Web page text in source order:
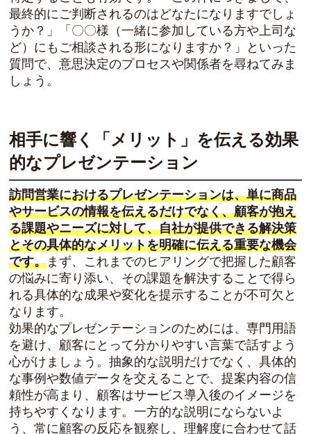
最終的にご判断されるのはどなたになりますでしょ
うか？」「〇〇様（一緒に参加している方や上司な
ど）にもご相談される形になりますか？」といった
質問で、意思決定のプロセスや関係者を尋ねてみま
しょう。
相手に響く「メリット」を伝える効果
的なプレゼンテーション
訪問営業におけるプレゼンテーションは、単に商品
やサービスの情報を伝えるだけでなく、顧客が抱え
る課題やニーズに対して、自社が提供できる解決策
とその具体的なメリットを明確に伝える重要な機会
です。 まず、これまでのヒアリングで把握した顧客
の悩みに寄り添い、その課題を解決することで得ら
れる具体的な成果や変化を提示することが不可欠と
なります。
効果的なプレゼンテーションのためには、専門用語
を避け、顧客にとって分かりやすい言葉で話すよう
心がけましょう。抽象的な説明だけでなく、具体的
な事例や数値データを交えることで、提案内容の信
頼性が高まり、顧客はサービス導入後のイメージを
持ちやすくなります。一方的な説明にならないよ
う、常に顧客の反応を観察し、理解度に合わせて話